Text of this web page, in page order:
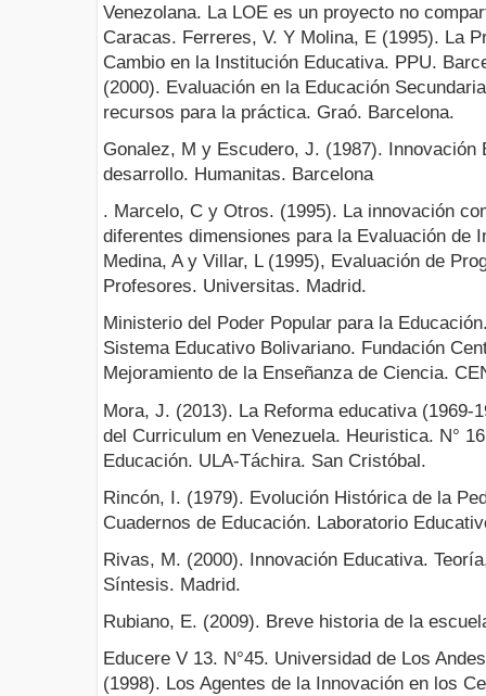
Venezolana. La LOE es un proyecto no
Caracas. Ferreres, V. Y Molina, E (1995). La
Cambio en la Institución Educativa. PPU.
(2000). Evaluación en la Educación
recursos para la práctica. Graó. Barcelona.
Gonalez, M y Escudero, J. (1987). Innovación
desarrollo. Humanitas. Barcelona
. Marcelo, C y Otros. (1995). La innovación
diferentes dimensiones para la Evaluación de
Medina, A y Villar, L (1995), Evaluación de
Profesores. Universitas. Madrid.
Ministerio del Poder Popular para la
Sistema Educativo Bolivariano. Fundación
Mejoramiento de la Enseñanza de Ciencia.
Mora, J. (2013). La Reforma educativa (1969-
del Curriculum en Venezuela. Heuristica. N°
Educación. ULA-Táchira. San Cristóbal.
Rincón, I. (1979). Evolución Histórica de la
Cuadernos de Educación. Laboratorio
Rivas, M. (2000). Innovación Educativa.
Síntesis. Madrid.
Rubiano, E. (2009). Breve historia de la
Educere V 13. N°45. Universidad de Los
(1998). Los Agentes de la Innovación en los